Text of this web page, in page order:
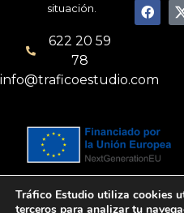
situación.
622 20 59
78
info@traficoestudio.com
Política de Privacidad
Tráfico Estudio utiliza cookies
terceros para analizar tu